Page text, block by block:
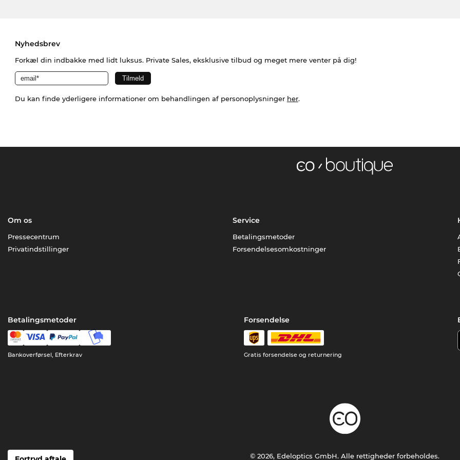
Nyhedsbrev
Forkæl din indbakke med lidt luksus. Private Sales, eksklusive tilbud og meget mere venter på dig!
Du kan finde yderligere informationer om behandlingen af personoplysninger her.
Om os
Pressecentrum
Privatindstillinger
Service
Betalingsmetoder
Forsendelsesomkostninger
Betalingsmetoder
Bankoverførsel, Efterkrav
Forsendelse
Gratis forsendelse og returnering
© 2026, Edeloptics GmbH. Alle rettigheder forbeholdes.